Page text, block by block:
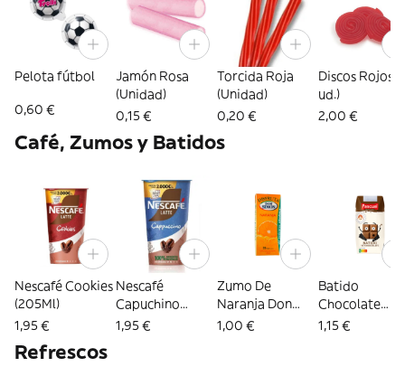
Pelota fútbol
0,60 €
Jamón Rosa
(Unidad)
0,15 €
Torcida Roja
(Unidad)
0,20 €
Discos Rojos
ud.)
2,00 €
Café, Zumos y Batidos
Nescafé Cookies
(205Ml)
1,95 €
Nescafé
Capuchino
(205Ml)
1,95 €
Zumo De
Naranja Don
Simon (200 Ml)
1,00 €
Batido
Chocolate
Pascual
1,15 €
Refrescos